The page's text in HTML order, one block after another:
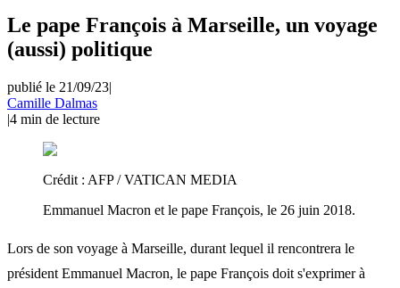
Le pape François à Marseille, un voyage
(aussi) politique
publié le 21/09/23|
Camille Dalmas
|4 min de lecture
Crédit : AFP / VATICAN MEDIA
Emmanuel Macron et le pape François, le 26 juin 2018.
Lors de son voyage à Marseille, durant lequel il rencontrera le
président Emmanuel Macron, le pape François doit s'exprimer à